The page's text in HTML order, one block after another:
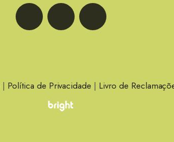
| Política de Privacidade | Livro de